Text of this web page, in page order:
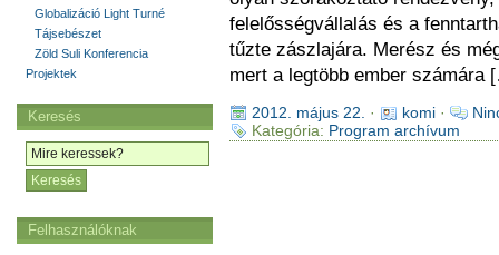
felelősségvállalás és a
tűzte zászlajára. Merész és
mert a legtöbb ember számára
2012. május 22. · komi·
Kategória: Program archívum
Globalizáció Light Turné
Tájsebészet
Zöld Suli Konferencia
Projektek
Keresés
Felhasználóknak